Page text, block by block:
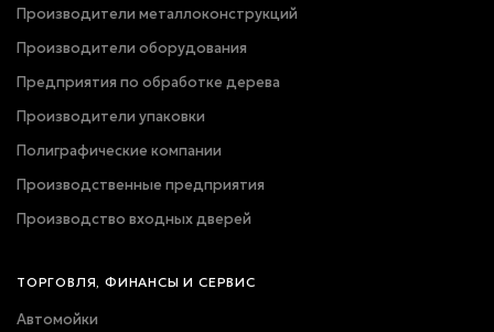
Производители металлоконструкций
Производители оборудования
Предприятия по обработке дерева
Производители упаковки
Полиграфические компании
Производственные предприятия
Производство входных дверей
ТОРГОВЛЯ, ФИНАНСЫ И СЕРВИС
Автомойки